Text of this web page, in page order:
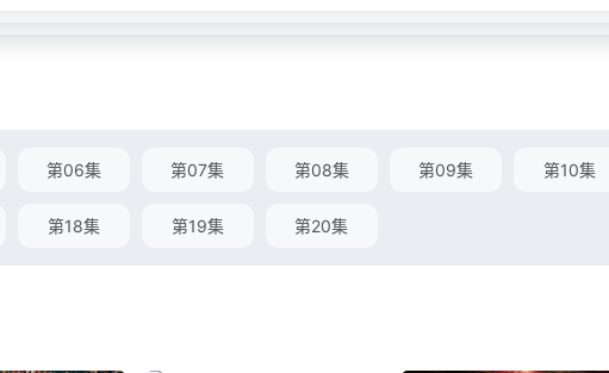
第06集 第07集 第08集 第09集 第10集
第18集 第19集 第20集